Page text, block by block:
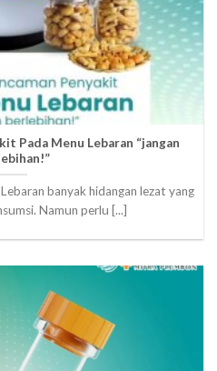
Pada Menu Lebaran “jangan
banyak hidangan lezat yang
Namun perlu [...]